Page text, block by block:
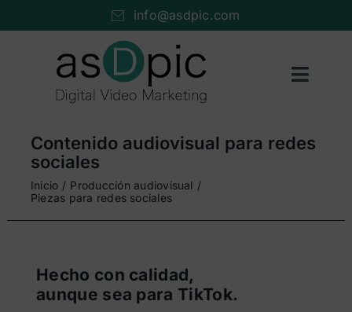
info@asdpic.com
Toggle
Producción audiovisual
Vídeo streaming
Portfolio
Nosotros
Contenido audiovisual para redes
sociales
Inicio
Producción audiovisual
Piezas para redes sociales
Hecho con calidad,
aunque sea para TikTok.